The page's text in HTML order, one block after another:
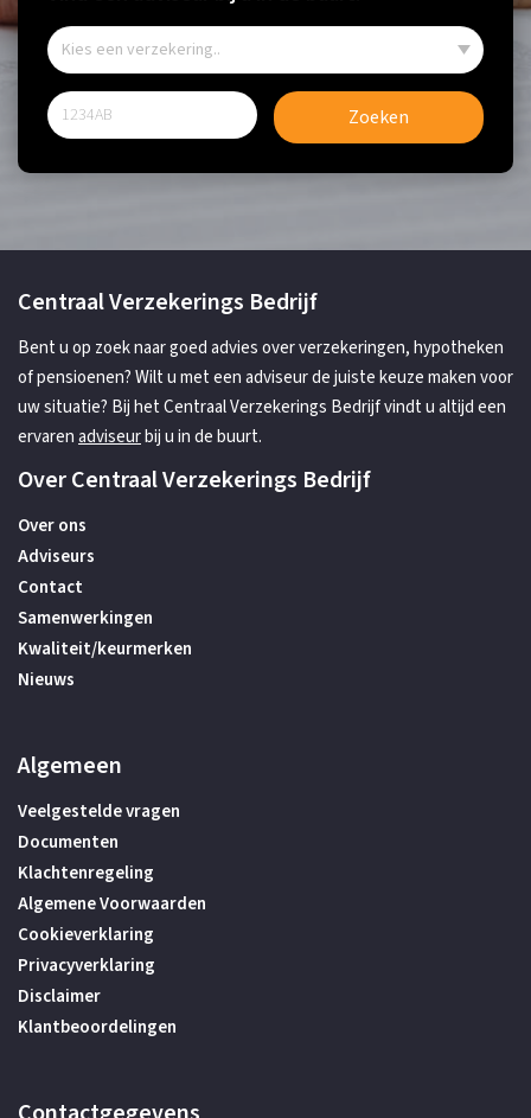
Zoeken
Centraal Verzekerings Bedrijf
Bent u op zoek naar goed advies over verzekeringen, hypotheken
of pensioenen? Wilt u met een adviseur de juiste keuze maken voor
uw situatie? Bij het Centraal Verzekerings Bedrijf vindt u altijd een
ervarenadviseurbij u in de buurt.
Over Centraal Verzekerings Bedrijf
Over ons
Adviseurs
Contact
Samenwerkingen
Kwaliteit/keurmerken
Nieuws
Algemeen
Veelgestelde vragen
Documenten
Klachtenregeling
Algemene Voorwaarden
Cookieverklaring
Privacyverklaring
Disclaimer
Klantbeoordelingen